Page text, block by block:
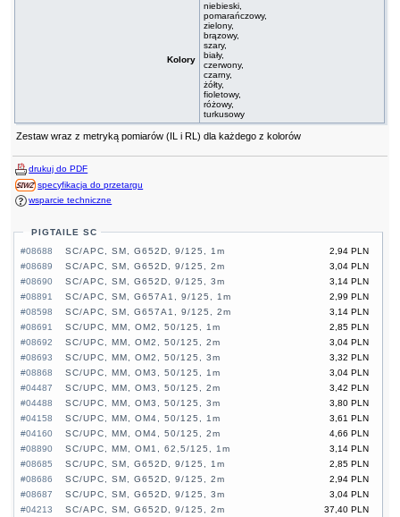
Kolory
niebieski,
pomarańczowy,
zielony,
brązowy,
szary,
biały,
czerwony,
czarny,
żółty,
fioletowy,
różowy,
turkusowy
Zestaw wraz z metryką pomiarów (IL i RL) dla każdego z kolorów
drukuj do PDF
specyfikacja do przetargu
wsparcie techniczne
PIGTAILE SC
#08688
2,94 PLN
SC/APC, SM, G652D, 9/125, 1m
#08689
3,04 PLN
SC/APC, SM, G652D, 9/125, 2m
#08690
3,14 PLN
SC/APC, SM, G652D, 9/125, 3m
#08891
2,99 PLN
SC/APC, SM, G657A1, 9/125, 1m
#08598
3,14 PLN
SC/APC, SM, G657A1, 9/125, 2m
#08691
2,85 PLN
SC/UPC, MM, OM2, 50/125, 1m
#08692
3,04 PLN
SC/UPC, MM, OM2, 50/125, 2m
#08693
3,32 PLN
SC/UPC, MM, OM2, 50/125, 3m
#08868
3,04 PLN
SC/UPC, MM, OM3, 50/125, 1m
#04487
3,42 PLN
SC/UPC, MM, OM3, 50/125, 2m
#04488
3,80 PLN
SC/UPC, MM, OM3, 50/125, 3m
#04158
3,61 PLN
SC/UPC, MM, OM4, 50/125, 1m
#04160
4,66 PLN
SC/UPC, MM, OM4, 50/125, 2m
#08890
3,14 PLN
SC/UPC, MM, OM1, 62,5/125, 1m
#08685
2,85 PLN
SC/UPC, SM, G652D, 9/125, 1m
#08686
2,94 PLN
SC/UPC, SM, G652D, 9/125, 2m
#08687
3,04 PLN
SC/UPC, SM, G652D, 9/125, 3m
#04213
37,40 PLN
SC/APC, SM, G652D, 9/125, 2m